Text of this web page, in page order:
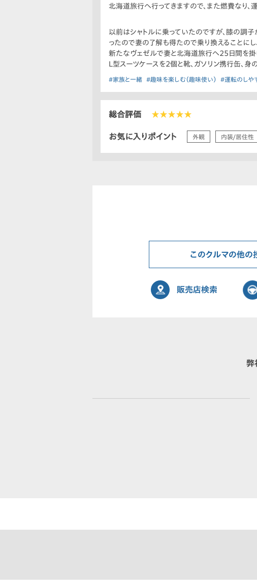
北海道旅行へ行ってきますので、また燃費なり、
以前はシャトルに乗っていたのですが、膝の調
ったので妻の了解も得たので乗り換えることにし
新たなヴェゼルで妻と北海道旅行へ25日間を掛
L型スーツケースを2個と靴、ガソリン携行缶、
#家族と一緒 #趣味を楽しむ（趣味使い） #運転のしや
総合評価 ★★★★★
お気に入りポイント 外観 内装/居住性
このクルマの他の
販売店検索
弊